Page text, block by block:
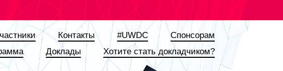
Контакты #UWDC
Спонсорам
Доклады Хотите стать докладчиком?